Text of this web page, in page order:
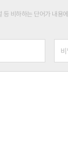
등 비하하는 단어가 내용